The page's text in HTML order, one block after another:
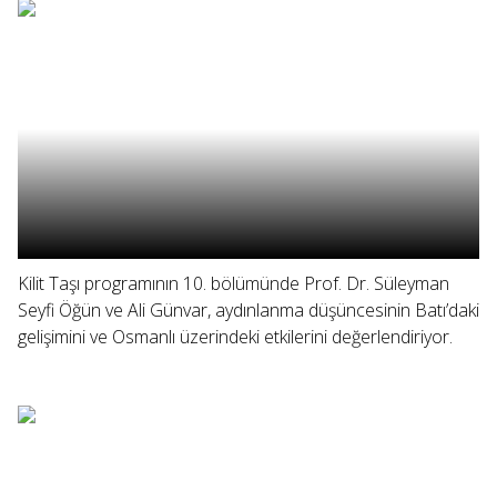
Kilit Taşı programının 10. bölümünde Prof. Dr. Süleyman
Seyfi Öğün ve Ali Günvar, aydınlanma düşüncesinin Batı’daki
gelişimini ve Osmanlı üzerindeki etkilerini değerlendiriyor.